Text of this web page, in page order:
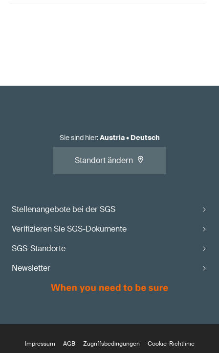
Stellenangebote bei der SGS
Verifizieren Sie SGS-Dokumente
SGS-Standorte
Newsletter
Sie sind hier:Austria• Deutsch
Standort ändern
Impressum AGB Zugriffsbedingungen Cookie-Richtlinie